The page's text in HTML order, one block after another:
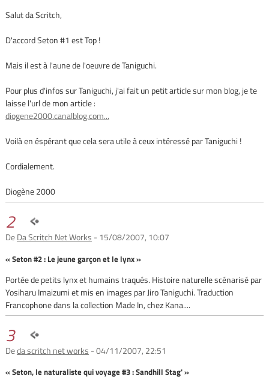
Salut da Scritch,
D'accord Seton #1 est Top !
Mais il est à l'aune de l'oeuvre de Taniguchi.
Pour plus d'infos sur Taniguchi, j'ai fait un petit article sur mon blog, je te
laisse l'url de mon article :
diogene2000.canalblog.com...
Voilà en éspérant que cela sera utile à ceux intéressé par Taniguchi !
Cordialement.
Diogène 2000
2
DeDa Scritch Net Works - 15/08/2007, 10:07
« Seton #2 : Le jeune garçon et le lynx »
Portée de petits lynx et humains traqués. Histoire naturelle scénarisé par
Yosiharu Imaizumi et mis en images par Jiro Taniguchi. Traduction
Francophone dans la collection Made In, chez Kana....
3
Deda scritch net works - 04/11/2007, 22:51
« Seton, le naturaliste qui voyage #3 : Sandhill Stag' »